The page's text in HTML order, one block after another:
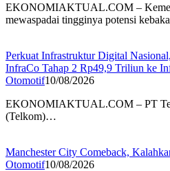
EKONOMIAKTUAL.COM –
mewaspadai tingginya potensi
Perkuat Infrastruktur Digital
InfraCo Tahap 2 Rp49,9 Triliun ke
Otomotif10/08/2026
EKONOMIAKTUAL.COM – PT
(Telkom)…
Manchester City Comeback,
Otomotif10/08/2026